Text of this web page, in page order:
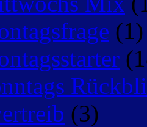
(1)
(3)